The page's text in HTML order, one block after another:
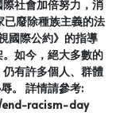
社會加倍努力，消
已廢除種族主義的法
國際公約》的指導
如今，絕大多數的
有許多個人、群體
。 詳情請參考:
end-racism-day